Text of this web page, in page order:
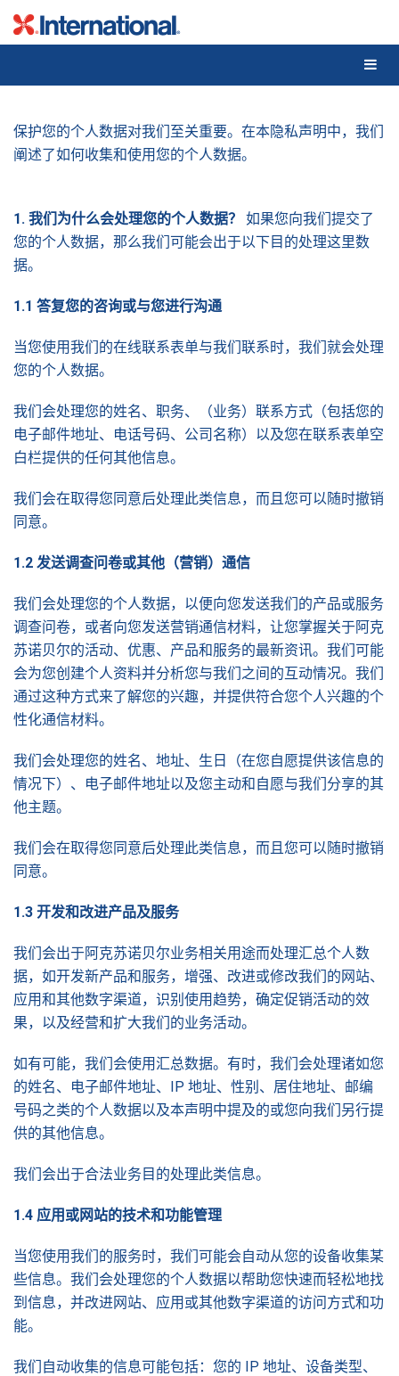
Skip
保护您的个人数据对我们至关重要。在本隐私声明中，我们
阐述了如何收集和使用您的个人数据。
1. 我们为什么会处理您的个人数据？
如果您向我们提交了
您的个人数据，那么我们可能会出于以下目的处理这里数
据。
1.1 答复您的咨询或与您进行沟通
当您使用我们的在线联系表单与我们联系时，我们就会处理
您的个人数据。
我们会处理您的姓名、职务、（业务）联系方式（包括您的
电子邮件地址、电话号码、公司名称）以及您在联系表单空
白栏提供的任何其他信息。
我们会在取得您同意后处理此类信息，而且您可以随时撤销
同意。
1.2 发送调查问卷或其他（营销）通信
我们会处理您的个人数据，以便向您发送我们的产品或服务
调查问卷，或者向您发送营销通信材料，让您掌握关于阿克
苏诺贝尔的活动、优惠、产品和服务的最新资讯。我们可能
会为您创建个人资料并分析您与我们之间的互动情况。我们
通过这种方式来了解您的兴趣，并提供符合您个人兴趣的个
性化通信材料。
我们会处理您的姓名、地址、生日（在您自愿提供该信息的
情况下）、电子邮件地址以及您主动和自愿与我们分享的其
他主题。
我们会在取得您同意后处理此类信息，而且您可以随时撤销
同意。
1.3 开发和改进产品及服务
我们会出于阿克苏诺贝尔业务相关用途而处理汇总个人数
据，如开发新产品和服务，增强、改进或修改我们的网站、
应用和其他数字渠道，识别使用趋势，确定促销活动的效
果，以及经营和扩大我们的业务活动。
如有可能，我们会使用汇总数据。有时，我们会处理诸如您
的姓名、电子邮件地址、IP 地址、性别、居住地址、邮编
号码之类的个人数据以及本声明中提及的或您向我们另行提
供的其他信息。
我们会出于合法业务目的处理此类信息。
1.4 应用或网站的技术和功能管理
当您使用我们的服务时，我们可能会自动从您的设备收集某
些信息。我们会处理您的个人数据以帮助您快速而轻松地找
到信息，并改进网站、应用或其他数字渠道的访问方式和功
能。
我们自动收集的信息可能包括：您的 IP 地址、设备类型、